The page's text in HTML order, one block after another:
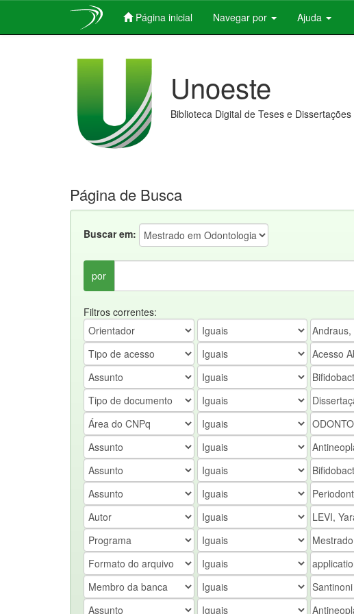
Página inicial Navegar por Ajuda
Unoeste
Biblioteca Digital de Teses e Dissertações
Página de Busca
Buscar em:
por
Filtros correntes: